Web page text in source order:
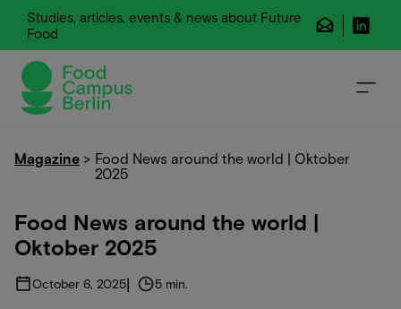
Magazine > Food News around the world | Oktober
2025
Food News around the world |
Oktober 2025
October 6, 2025| 5 min.
Studies, articles, events & news about Future
Food